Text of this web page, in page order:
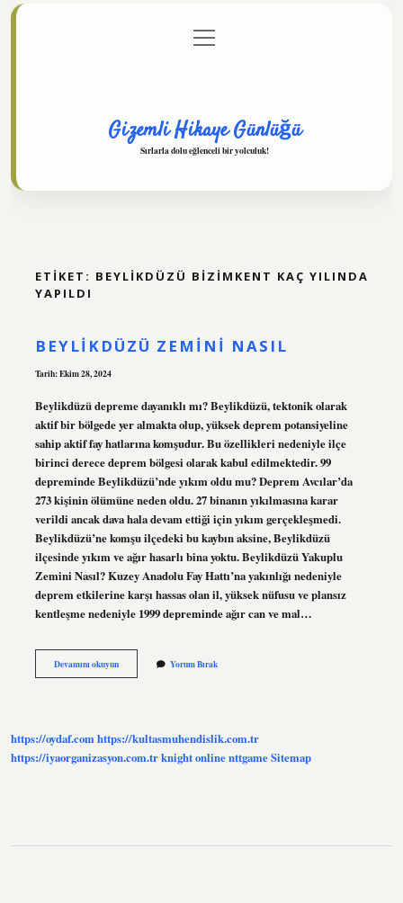
Gizlilik Politikası
menüyü
aç
Gizemli Hikaye Günlüğü
Sırlarla dolu eğlenceli bir yolculuk!
ETIKET: BEYLIKDÜZÜ BIZIMKENT KAÇ YILINDA
YAPILDI
BEYLIKDÜZÜ ZEMINI NASIL
Tarih: Ekim 28, 2024
Beylikdüzü depreme dayanıklı mı? Beylikdüzü, tektonik olarak
aktif bir bölgede yer almakta olup, yüksek deprem potansiyeline
sahip aktif fay hatlarına komşudur. Bu özellikleri nedeniyle ilçe
birinci derece deprem bölgesi olarak kabul edilmektedir. 99
depreminde Beylikdüzü’nde yıkım oldu mu? Deprem Avcılar’da
273 kişinin ölümüne neden oldu. 27 binanın yıkılmasına karar
verildi ancak dava hala devam ettiği için yıkım gerçekleşmedi.
Beylikdüzü’ne komşu ilçedeki bu kaybın aksine, Beylikdüzü
ilçesinde yıkım ve ağır hasarlı bina yoktu. Beylikdüzü Yakuplu
Zemini Nasıl? Kuzey Anadolu Fay Hattı’na yakınlığı nedeniyle
deprem etkilerine karşı hassas olan il, yüksek nüfusu ve plansız
kentleşme nedeniyle 1999 depreminde ağır can ve mal…
Devamını okuyunBeylikdüzü
Zemini
Yorum Bırak
https://oydaf.comhttps://kultasmuhendislik.com.tr
https://iyaorganizasyon.com.trknight onlinenttgameSitemap